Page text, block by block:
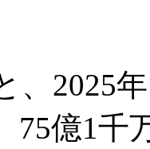
、2025
75億1千